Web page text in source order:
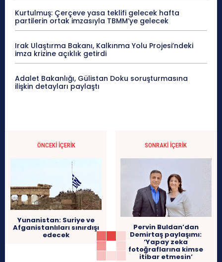
Kurtulmuş: Çerçeve yasa teklifi gelecek hafta
partilerin ortak imzasıyla TBMM’ye gelecek
Irak Ulaştırma Bakanı, Kalkınma Yolu Projesi’ndeki
imza krizine açıklık getirdi
Adalet Bakanlığı, Gülistan Doku soruşturmasına
ilişkin detayları paylaştı
ÖNCEKI İÇERIK
Yunanistan: Suriye ve
Afganistanlıları sınırdışı
edecek
SONRAKI İÇERIK
Pervin Buldan’dan
Demirtaş paylaşımı:
‘Yapay zeka
fotoğraflarına kimse
itibar etmesin’